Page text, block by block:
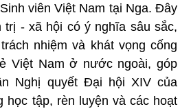
viên Việt Nam tại Nga. Đây
trị - xã hội có ý nghĩa sâu sắc,
nhiệm và khát vọng cống
Việt Nam ở nước ngoài, góp
Nghị quyết Đại hội XIV của
học tập, rèn luyện và các hoạt